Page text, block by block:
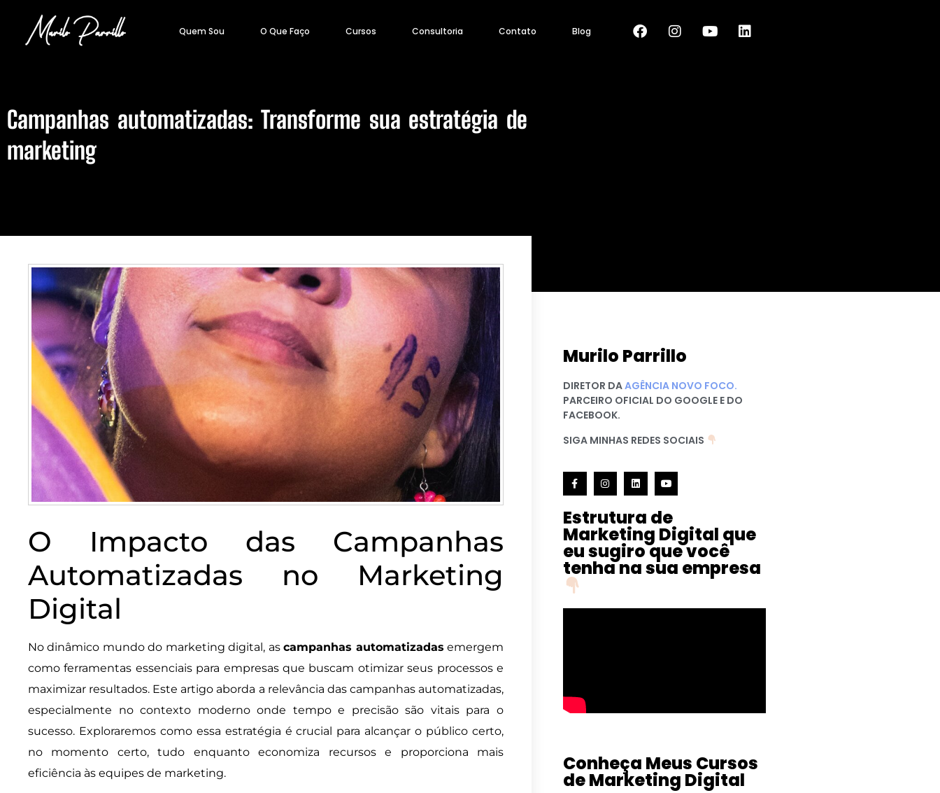
Quem Sou O Que Faço Cursos Consultoria Contato Blog
Campanhas automatizadas: Transforme sua estratégia de
marketing
O Impacto das Campanhas
Automatizadas no Marketing
Digital
No dinâmico mundo do marketing digital, ascampanhas automatizadas emergem
como ferramentas essenciais para empresas que buscam otimizar seus processos e
maximizar resultados. Este artigo aborda a relevância das campanhas automatizadas,
especialmente no contexto moderno onde tempo e precisão são vitais para o
sucesso. Exploraremos como essa estratégia é crucial para alcançar o público certo,
no momento certo, tudo enquanto economiza recursos e proporciona mais
eficiência às equipes de marketing.
Murilo Parrillo
DIRETOR DAAGÊNCIA NOVO FOCO.
PARCEIRO OFICIAL DO GOOGLE E DO
FACEBOOK.
SIGA MINHAS REDES SOCIAIS
Estrutura de
Marketing Digital que
eu sugiro que você
tenha na sua empresa
Conheça Meus Cursos
de Marketing Digital